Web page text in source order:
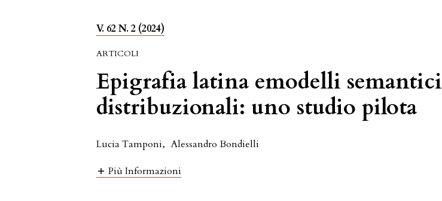
V. 62 N. 2 (2024)
ARTICOLI
Epigrafia latina emodelli semantici
distribuzionali: uno studio pilota
Lucia Tamponi, Alessandro Bondielli
Più Informazioni